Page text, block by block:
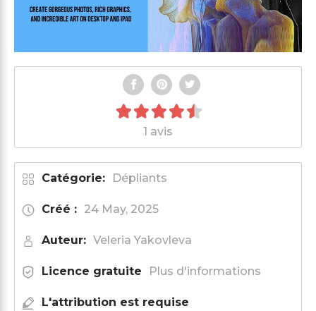
1 avis
Catégorie: Dépliants
Créé : 24 May, 2025
Auteur: Veleria Yakovleva
Licence gratuite Plus d'informations
L'attribution est requise